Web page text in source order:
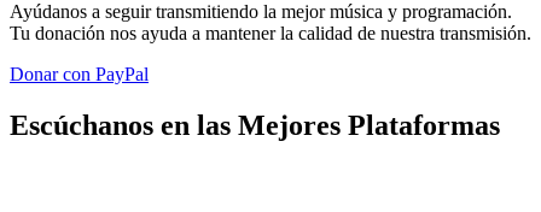
Ayúdanos a seguir transmitiendo la mejor música y programación.
Tu donación nos ayuda a mantener la calidad de nuestra transmisión.
Donar con PayPal
Escúchanos en las Mejores Plataformas